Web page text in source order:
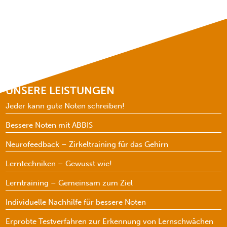
UNSERE LEISTUNGEN
Jeder kann gute Noten schreiben!
Bessere Noten mit ABBIS
Neurofeedback – Zirkeltraining für das Gehirn
Lerntechniken – Gewusst wie!
Lerntraining – Gemeinsam zum Ziel
Individuelle Nachhilfe für bessere Noten
Erprobte Testverfahren zur Erkennung von Lernschwächen